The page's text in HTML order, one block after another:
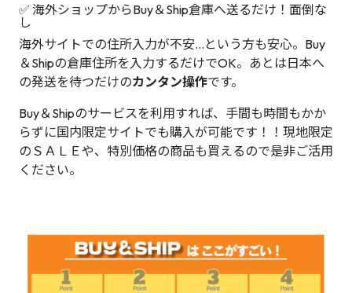
✅ 海外ショップからBuy＆Ship倉庫へ送るだけ！面倒な
し
海外サイトでの住所入力が不安…という方も安心。Buy
＆Shipの倉庫住所を入力するだけでOK。あとは日本へ
の発送を待つだけのカンタン操作です。
Buy＆Shipのサービスを利用すれば、手間も時間もかか
らずに国内限定サイトでも購入が可能です！！現地限定
のＳＡＬＥや、特別価格の商品も買えるので是非ご活用
ください。